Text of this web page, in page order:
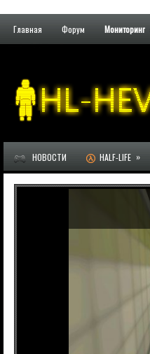
Главная Форум Мониторинг
НОВОСТИ HALF-LIFE »